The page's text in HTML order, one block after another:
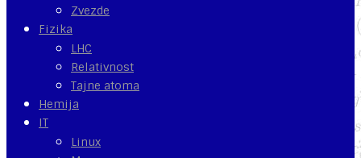
Zvezde
Fizika
LHC
Relativnost
Tajne atoma
Hemija
IT
Linux